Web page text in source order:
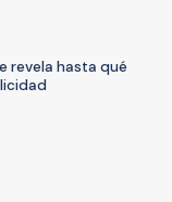
revela hasta qué